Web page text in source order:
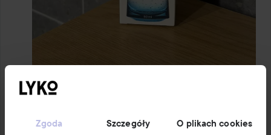
Zgoda Szczegóły O plikach cookies